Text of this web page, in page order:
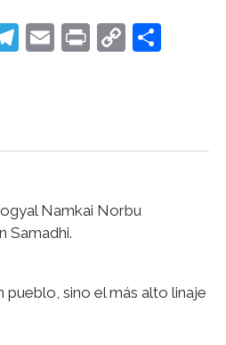
T
a
E Pr C
Li
k
C
ar
Namkai Norbu
Samadhi.
pueblo, sino el más alto linaje